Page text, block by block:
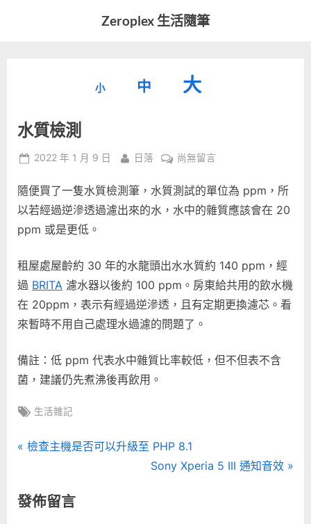
Zeroplex 生活隨筆
發
事
小
小。
中
重
型
大
小。
大
型
大
水質檢測
Posted
2022 年 1 月 9 日 By
日落
在
質
檢
尚無留言
隨便買了一隻水質檢測筆，水質測試的單位為 ppm，所
以若經過逆滲透過濾出來的水，水中的雜質應該會在 20
ppm 或是更低。
租屋處屋齡約 30 年的水龍頭出水水質約 140 ppm，經
過 BRITA 濾水器以後約 100 ppm。房東給共用的飲水機
在 20ppm，表示有經過逆滲透，且有定期更換濾芯。看
來暫時不用自己處理水過濾的問題了。
備註：低 ppm 代表水中雜質比率較低，但不但表不含
菌，建議仍先煮沸後再飲用。
Tags:
生活雜記
文
導
P
v
檢查主機是否可以升級至 PHP 8.1
N
Sony Xperia 5 III 通知音效
發佈留言